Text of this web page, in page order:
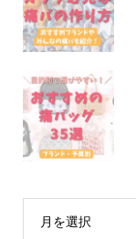
月を選択